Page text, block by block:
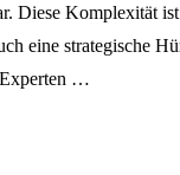
Diese Komplexität
eine strategische
…